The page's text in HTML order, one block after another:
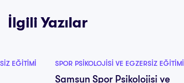
İlgili Yazılar
EĞITIMI SPOR PSIKOLOJISI VE EGZERSIZ EĞITIMI
Samsun Spor Psikolojisi ve